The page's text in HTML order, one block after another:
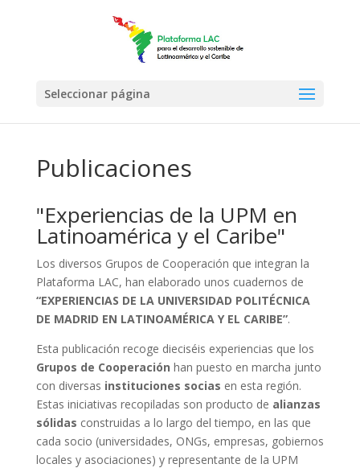
Seleccionar página
Publicaciones
"Experiencias de la UPM en
Latinoamérica y el Caribe"
Los diversos Grupos de Cooperación que integran la
Plataforma LAC, han elaborado unos cuadernos de
“EXPERIENCIAS DE LA UNIVERSIDAD POLITÉCNICA
DE MADRID EN LATINOAMÉRICA Y EL CARIBE”.
Esta publicación recoge dieciséis experiencias que los
Grupos de Cooperación han puesto en marcha junto
con diversas instituciones socias en esta región.
Estas iniciativas recopiladas son producto de alianzas
sólidas construidas a lo largo del tiempo, en las que
cada socio (universidades, ONGs, empresas, gobiernos
locales y asociaciones) y representante de la UPM